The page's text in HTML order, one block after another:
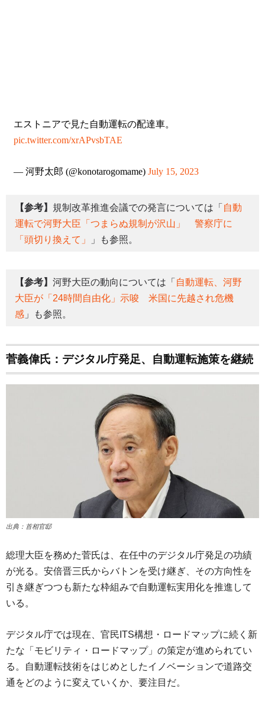
エストニアで見た自動運転の配達車。
pic.twitter.com/xrAPvsbTAE
— 河野太郎 (@konotarogomame) July 15, 2023
【参考】 規制改革推進会議での発言については「 自動
運転で河野大臣「つまらぬ規制が沢山」 警察庁に
「頭切り換えて」
」も参照。
【参考】 河野大臣の動向については「 自動運転、河野
大臣が「24時間自由化」示唆 米国に先越され危機
感 」も参照。
菅義偉氏：デジタル庁発足、自動運転施策を継続
出典：首相官邸
総理大臣を務めた菅氏は、在任中のデジタル庁発足の功績
が光る。安倍晋三氏からバトンを受け継ぎ、その方向性を
引き継ぎつつも新たな枠組みで自動運転実用化を推進して
いる。
デジタル庁では現在、官民ITS構想・ロードマップに続く新
たな「モビリティ・ロードマップ」の策定が進められてい
る。自動運転技術をはじめとしたイノベーションで道路交
通をどのように変えていくか、要注目だ。